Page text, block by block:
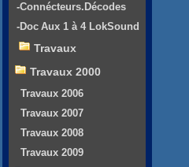
-Connécteurs.Décodes
-Doc Aux 1 à 4 LokSound
Travaux
Travaux 2000
Travaux 2006
Travaux 2007
Travaux 2008
Travaux 2009